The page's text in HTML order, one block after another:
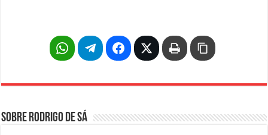
Sobre Rodrigo de Sá